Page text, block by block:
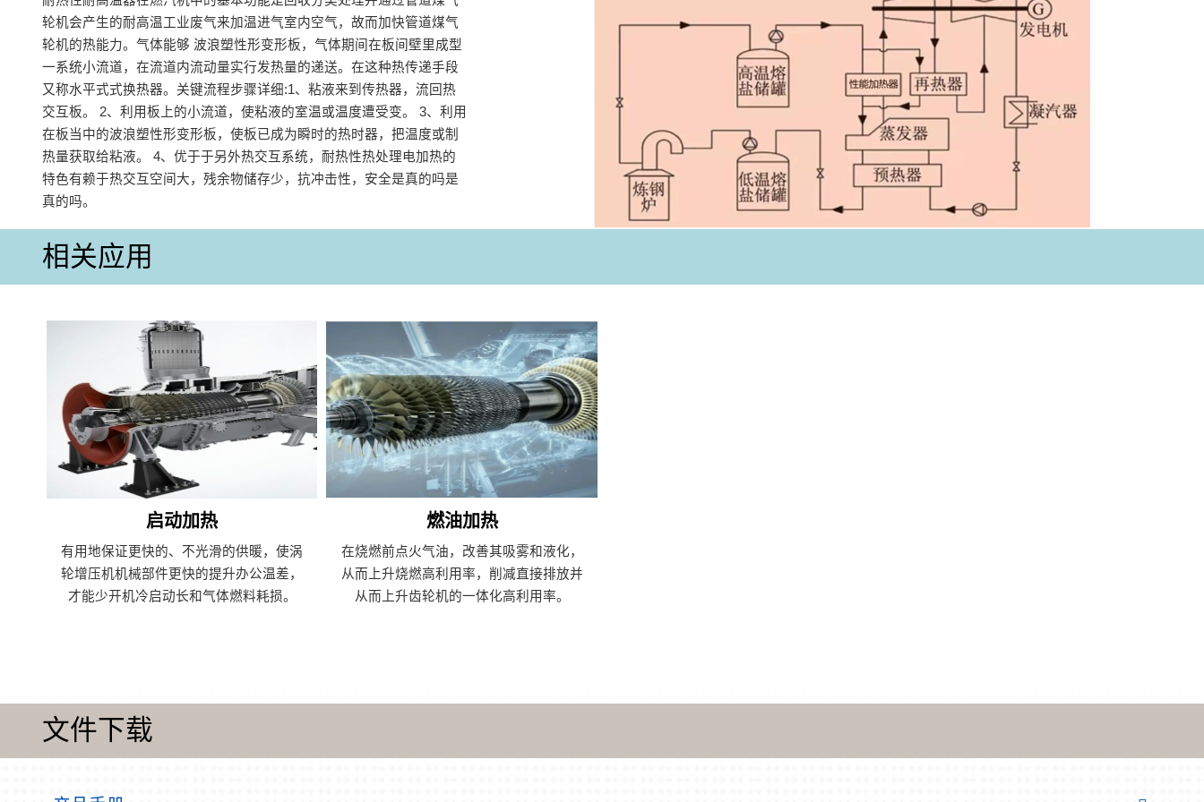
轮机会产生的耐高温工业废气来加温进气室内空气，故而加快管道煤气
轮机的热能力‌。气体能够 波浪塑性形变形板，气体期间在板间壁里成型
一系统小流道，在流道内流动量实行发热量的递送。在这种热传递手段
又称水平式式换热器。关键流程步骤详细:1、粘液来到传热器，流回热
交互板。 2、利用板上的小流道，使粘液的室温或温度遭受变。 3、利用
在板当中的波浪塑性形变形板，使板已成为瞬时的热时器，把温度或制
热量获取给粘液。 4、优于于另外热交互系统，耐热性热处理电加热的
特色有赖于热交互空间大，残余物储存少，抗冲击性，安全是真的吗是
真的吗。
相关应用
启动加热
有用地保证更快的、不光滑的供暖，使涡
轮增压机机械部件更快的提升办公温差，
才能少开机冷启动长和气体燃料耗损。
燃油加热
在烧燃前点火气油，改善其吸雾和液化，
从而上升烧燃高利用率，削减直接排放并
从而上升齿轮机的一体化高利用率。
文件下载